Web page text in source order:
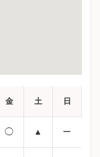
金 土 日
◯ ▲ ー